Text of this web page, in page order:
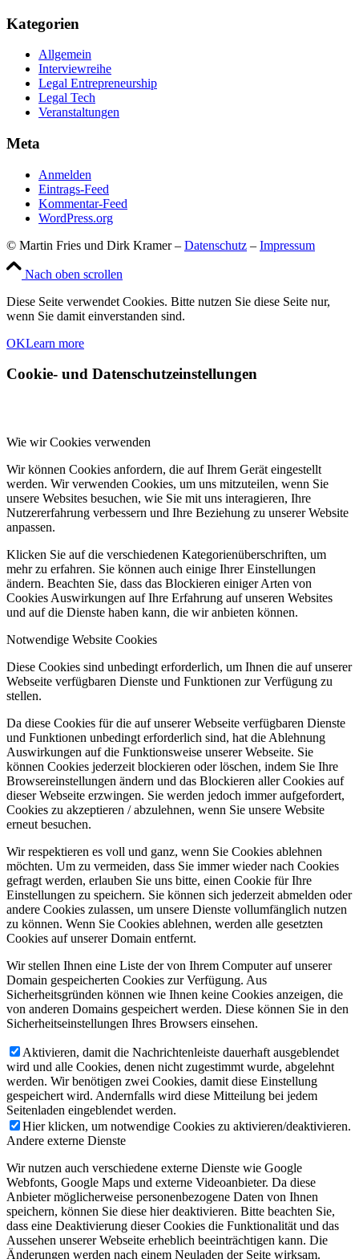
Kategorien
Allgemein
Interviewreihe
Legal Entrepreneurship
Legal Tech
Veranstaltungen
Meta
Anmelden
Eintrags-Feed
Kommentar-Feed
WordPress.org
© Martin Fries und Dirk Kramer – Datenschutz – Impressum
Nach oben scrollen
Diese Seite verwendet Cookies. Bitte nutzen Sie diese Seite nur,
wenn Sie damit einverstanden sind.
OKLearn more
Cookie- und Datenschutzeinstellungen
Wie wir Cookies verwenden
Wir können Cookies anfordern, die auf Ihrem Gerät eingestellt
werden. Wir verwenden Cookies, um uns mitzuteilen, wenn Sie
unsere Websites besuchen, wie Sie mit uns interagieren, Ihre
Nutzererfahrung verbessern und Ihre Beziehung zu unserer Website
anpassen.
Klicken Sie auf die verschiedenen Kategorienüberschriften, um
mehr zu erfahren. Sie können auch einige Ihrer Einstellungen
ändern. Beachten Sie, dass das Blockieren einiger Arten von
Cookies Auswirkungen auf Ihre Erfahrung auf unseren Websites
und auf die Dienste haben kann, die wir anbieten können.
Notwendige Website Cookies
Diese Cookies sind unbedingt erforderlich, um Ihnen die auf unserer
Webseite verfügbaren Dienste und Funktionen zur Verfügung zu
stellen.
Da diese Cookies für die auf unserer Webseite verfügbaren Dienste
und Funktionen unbedingt erforderlich sind, hat die Ablehnung
Auswirkungen auf die Funktionsweise unserer Webseite. Sie
können Cookies jederzeit blockieren oder löschen, indem Sie Ihre
Browsereinstellungen ändern und das Blockieren aller Cookies auf
dieser Webseite erzwingen. Sie werden jedoch immer aufgefordert,
Cookies zu akzeptieren / abzulehnen, wenn Sie unsere Website
erneut besuchen.
Wir respektieren es voll und ganz, wenn Sie Cookies ablehnen
möchten. Um zu vermeiden, dass Sie immer wieder nach Cookies
gefragt werden, erlauben Sie uns bitte, einen Cookie für Ihre
Einstellungen zu speichern. Sie können sich jederzeit abmelden oder
andere Cookies zulassen, um unsere Dienste vollumfänglich nutzen
zu können. Wenn Sie Cookies ablehnen, werden alle gesetzten
Cookies auf unserer Domain entfernt.
Wir stellen Ihnen eine Liste der von Ihrem Computer auf unserer
Domain gespeicherten Cookies zur Verfügung. Aus
Sicherheitsgründen können wie Ihnen keine Cookies anzeigen, die
von anderen Domains gespeichert werden. Diese können Sie in den
Sicherheitseinstellungen Ihres Browsers einsehen.
Aktivieren, damit die Nachrichtenleiste dauerhaft ausgeblendet
wird und alle Cookies, denen nicht zugestimmt wurde, abgelehnt
werden. Wir benötigen zwei Cookies, damit diese Einstellung
gespeichert wird. Andernfalls wird diese Mitteilung bei jedem
Seitenladen eingeblendet werden.
Hier klicken, um notwendige Cookies zu aktivieren/deaktivieren.
Andere externe Dienste
Wir nutzen auch verschiedene externe Dienste wie Google
Webfonts, Google Maps und externe Videoanbieter. Da diese
Anbieter möglicherweise personenbezogene Daten von Ihnen
speichern, können Sie diese hier deaktivieren. Bitte beachten Sie,
dass eine Deaktivierung dieser Cookies die Funktionalität und das
Aussehen unserer Webseite erheblich beeinträchtigen kann. Die
Änderungen werden nach einem Neuladen der Seite wirksam.